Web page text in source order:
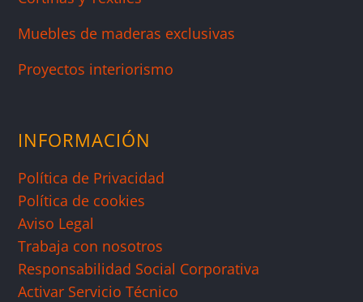
Muebles de maderas exclusivas
Proyectos interiorismo
INFORMACIÓN
Política de Privacidad
Política de cookies
Aviso Legal
Trabaja con nosotros
Responsabilidad Social Corporativa
Activar Servicio Técnico